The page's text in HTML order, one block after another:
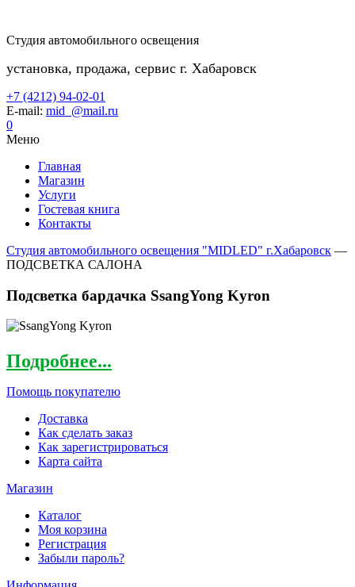
Студия автомобильного освещения
установка, продажа, сервис г. Хабаровск
+7 (4212) 94-02-01
E-mail: mid_@mail.ru
0
Меню
Главная
Магазин
Услуги
Гостевая книга
Контакты
Студия автомобильного освещения "MIDLED" г.Хабаровск —
ПОДСВЕТКА САЛОНА
Подсветка бардачка SsangYong Kyron
Подробнее...
Помощь покупателю
Доставка
Как сделать заказ
Как зарегистрироваться
Карта сайта
Магазин
Каталог
Моя корзина
Регистрация
Забыли пароль?